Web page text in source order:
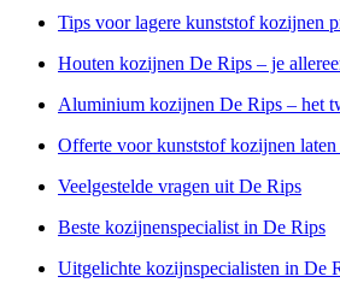
Tips voor lagere kunststof kozijnen
Houten kozijnen De Rips – je
Aluminium kozijnen De Rips – het
Offerte voor kunststof kozijnen
Veelgestelde vragen uit De Rips
Beste kozijnenspecialist in De Rips
Uitgelichte kozijnspecialisten in De